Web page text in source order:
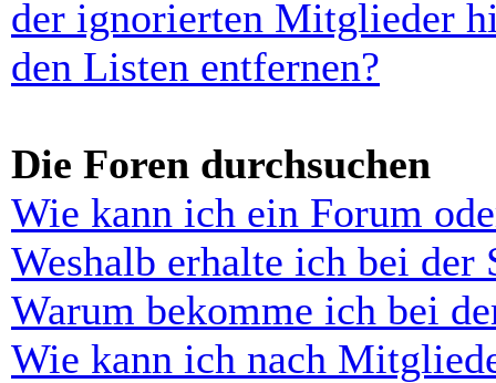
der ignorierten Mitglieder
den Listen entfernen?
Die Foren durchsuchen
Wie kann ich ein Forum
Weshalb erhalte ich bei der
Warum bekomme ich bei
Wie kann ich nach